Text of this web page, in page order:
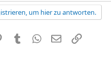
um hier zu antworten.
PinterestTumblr WhatsApp
E-MailLink